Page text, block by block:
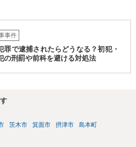
事件
罪で逮捕されたらどうなる？初犯・
の刑罰や前科を避ける対処法
茨木市 箕面市 摂津市
島本町